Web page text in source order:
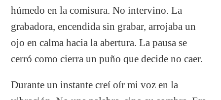
húmedo en la comisura. No intervino. La
grabadora, encendida sin grabar, arrojaba un
ojo en calma hacia la abertura. La pausa se
cerró como cierra un puño que decide no caer.
Durante un instante creí oír mi voz en la